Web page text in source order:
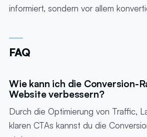
informiert, sondern vor allem
FAQ
Wie kann ich die Conversion-
Website verbessern?
Durch die Optimierung von Traffic,
klaren CTAs kannst du die